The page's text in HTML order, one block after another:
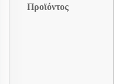
Προϊόντος